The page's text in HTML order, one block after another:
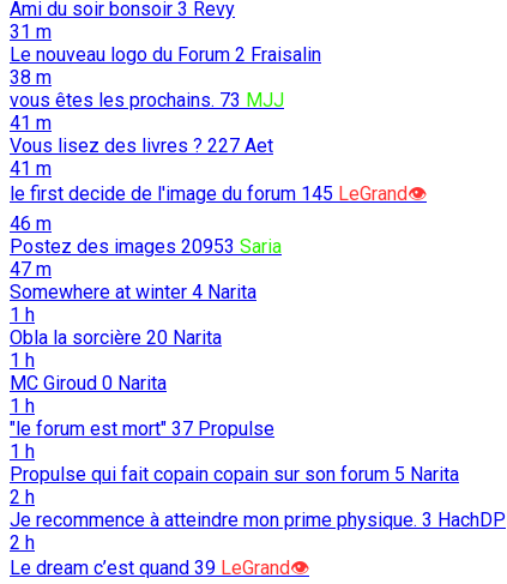
Ami du soir bonsoir 3 Revy
31 m
Le nouveau logo du Forum 2 Fraisalin
38 m
vous êtes les prochains. 73 MJJ
41 m
Vous lisez des livres ? 227 Aet
41 m
le first decide de l'image du forum 145 LeGrand👁️
46 m
Postez des images 20953 Saria
47 m
Somewhere at winter 4 Narita
1 h
Obla la sorcière 20 Narita
1 h
MC Giroud 0 Narita
1 h
"le forum est mort" 37 Propulse
1 h
Propulse qui fait copain copain sur son forum 5 Narita
2 h
Je recommence à atteindre mon prime physique. 3 HachDP
2 h
Le dream c’est quand 39 LeGrand👁️